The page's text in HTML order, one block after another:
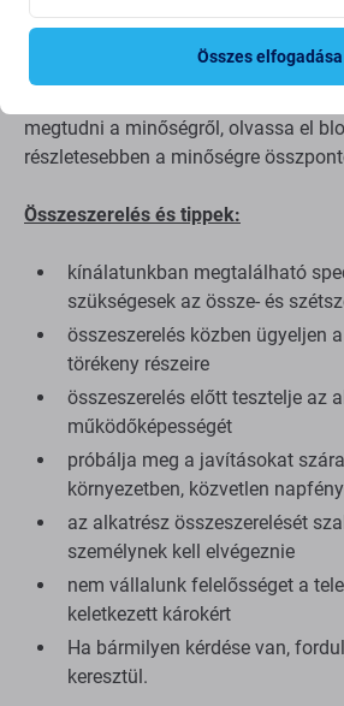
anyagok szerint készül, mint az
másolata, és az utángyártott
minimális eltéréseket mutathat a
megtudni a minőségről, olvassa el
részletesebben a minőségre
Összeszerelés és tippek:
kínálatunkban megtalálható
szükségesek az össze- és
összeszerelés közben ügyeljen
törékeny részeire
összeszerelés előtt tesztelje az
működőképességét
próbálja meg a javításokat
környezetben, közvetlen
az alkatrész összeszerelését
személynek kell elvégeznie
nem vállalunk felelősséget a
keletkezett károkért
Ha bármilyen kérdése van,
keresztül.
Összes elfogadása